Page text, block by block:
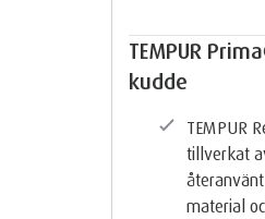
TEMPUR
kudde
TEMPUR
tillverkat
material